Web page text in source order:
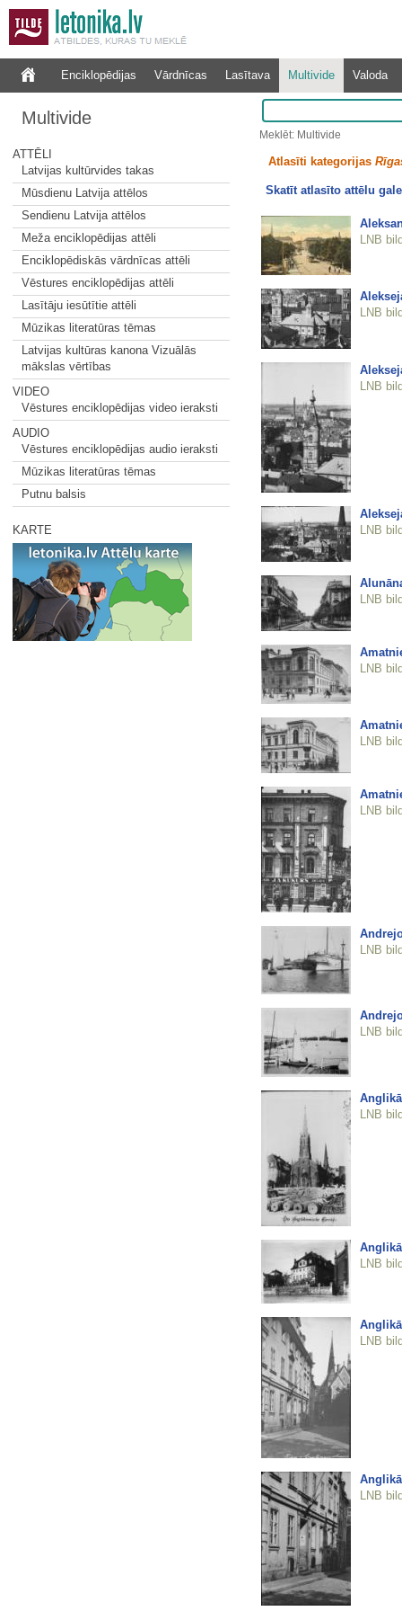
Enciklopēdijas Vārdnīcas Lasītava Multivide Valoda
Multivide
ATTĒLI
Latvijas kultūrvides takas
Mūsdienu Latvija attēlos
Sendienu Latvija attēlos
Meža enciklopēdijas attēli
Enciklopēdiskās vārdnīcas attēli
Vēstures enciklopēdijas attēli
Lasītāju iesūtītie attēli
Mūzikas literatūras tēmas
Latvijas kultūras kanona Vizuālās
mākslas vērtības
VIDEO
Vēstures enciklopēdijas video ieraksti
AUDIO
Vēstures enciklopēdijas audio ieraksti
Mūzikas literatūras tēmas
Putnu balsis
KARTE
Meklēt: Multivide
Atlasīti kategorijas
Skatīt atlasīto attēlu
LNB
LNB
LNB
LNB
LNB
LNB
LNB
LNB
LNB
LNB
LNB
LNB
LNB
LNB